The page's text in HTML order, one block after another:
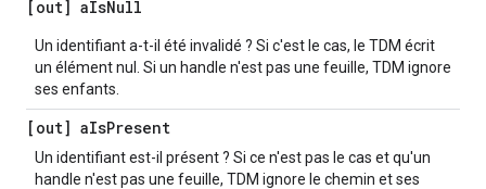
[out] aIsNull
Un identifiant a-t-il été invalidé ? Si c'est le cas, le TDM écrit
un élément nul. Si un handle n'est pas une feuille, TDM ignore
ses enfants.
[out] aIsPresent
Un identifiant est-il présent ? Si ce n'est pas le cas et qu'un
handle n'est pas une feuille, TDM ignore le chemin et ses